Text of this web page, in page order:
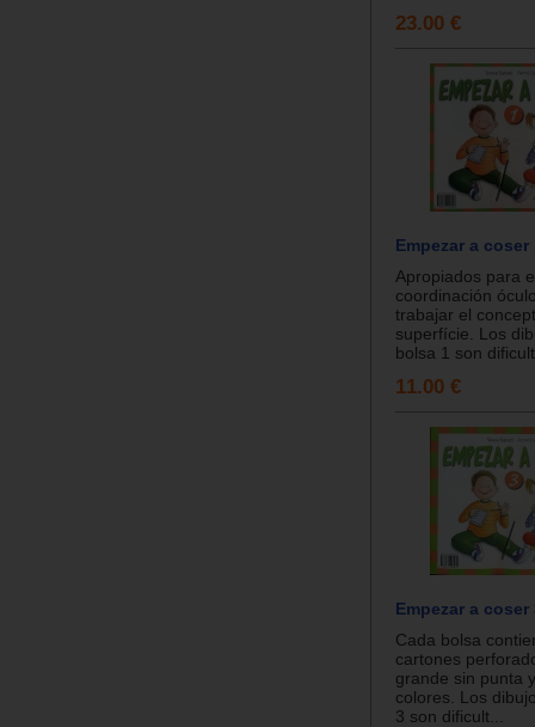
23.00 €
Empezar a coser
Apropiados para
coordinación
trabajar el
superfície. Los
bolsa 1 son
11.00 €
Empezar a coser
Cada bolsa
cartones
grande sin punta
colores. Los
3 son dificult...